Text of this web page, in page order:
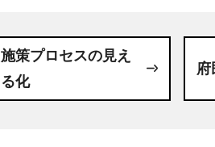
施策プロセスの見え
る化